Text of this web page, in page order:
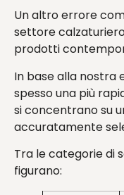
Un altro errore
settore
prodotti
In base alla nostra
spesso una più
si concentrano su
accuratamente
Tra le categorie di
figurano: